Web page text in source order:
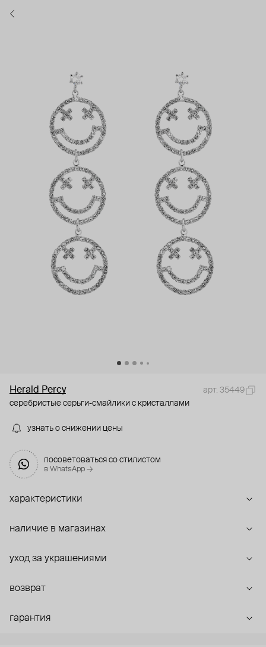
Herald Percy
арт. 35449
серебристые серьги-смайлики с кристаллами
узнать о снижении цены
посоветоваться со стилистом
в WhatsApp →
характеристики
наличие в магазинах
уход за украшениями
возврат
гарантия